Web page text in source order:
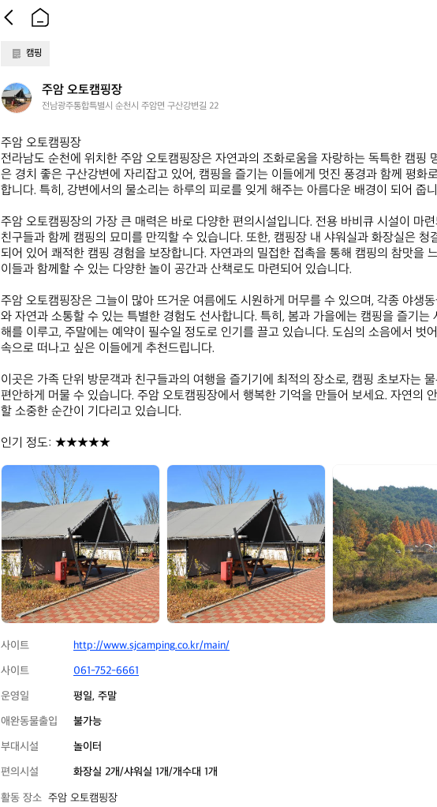
캠핑
주
암
토
캠
핑
장
주암 오토캠핑장
전남광주통합특별시 순천시 주암면 구산강변길 22
주암 오토캠핑장
전라남도 순천에 위치한 주암 오토캠핑장은 자연과의 조화로움을 자랑하는 독특한 캠핑
은 경치 좋은 구산강변에 자리잡고 있어, 캠핑을 즐기는 이들에게 멋진 풍경과 함께 평화
합니다. 특히, 강변에서의 물소리는 하루의 피로를 잊게 해주는 아름다운 배경이 되어 줍
주암 오토캠핑장의 가장 큰 매력은 바로 다양한 편의시설입니다. 전용 바비큐 시설이 마
친구들과 함께 캠핑의 묘미를 만끽할 수 있습니다. 또한, 캠핑장 내 샤워실과 화장실은 청
되어 있어 쾌적한 캠핑 경험을 보장합니다. 자연과의 밀접한 접촉을 통해 캠핑의 참맛을
이들과 함께할 수 있는 다양한 놀이 공간과 산책로도 마련되어 있습니다.
주암 오토캠핑장은 그늘이 많아 뜨거운 여름에도 시원하게 머무를 수 있으며, 각종 야생
와 자연과 소통할 수 있는 특별한 경험도 선사합니다. 특히, 봄과 가을에는 캠핑을 즐기는
해를 이루고, 주말에는 예약이 필수일 정도로 인기를 끌고 있습니다. 도심의 소음에서 벗
속으로 떠나고 싶은 이들에게 추천드립니다.
이곳은 가족 단위 방문객과 친구들과의 여행을 즐기기에 최적의 장소로, 캠핑 초보자는
편안하게 머물 수 있습니다. 주암 오토캠핑장에서 행복한 기억을 만들어 보세요. 자연의
할 소중한 순간이 기다리고 있습니다.
인기 정도: ★★★★★
주
오
토
캠
핑
장
주
오
토
캠
핑
장
암
오
토
캠
핑
장
사이트
http://www.sjcamping.co.kr/main/
사이트
061-752-6661
운영일
평일, 주말
애완동물출입
불가능
부대시설
놀이터
편의시설
화장실 2개/샤워실 1개/개수대 1개
활동 장소 주암 오토캠핑장